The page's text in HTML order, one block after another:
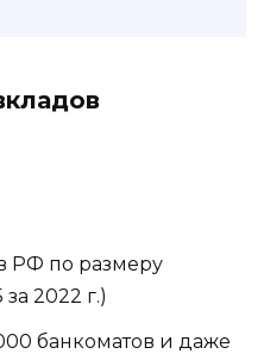
РФ по размеру
2022 г.)
банкоматов и даже